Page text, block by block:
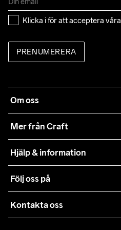
Klicka i för att acceptera våra
PRENUMERERA
Om oss
Mer från Craft
Teamwear
Hållbarhet
Samarbeten
Hjälp & information
Våra köpvillkor
Retur
Följ oss på
Kontakta oss